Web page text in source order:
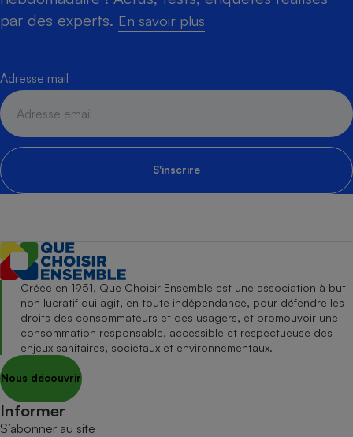
par des experts. En savoir plus
Adresse mail
S'inscrire
Créée en 1951, Que Choisir Ensemble est une association à but
non lucratif qui agit, en toute indépendance, pour défendre les
droits des consommateurs et des usagers, et promouvoir une
consommation responsable, accessible et respectueuse des
enjeux sanitaires, sociétaux et environnementaux.
Nous découvrir
Informer
S’abonner au site